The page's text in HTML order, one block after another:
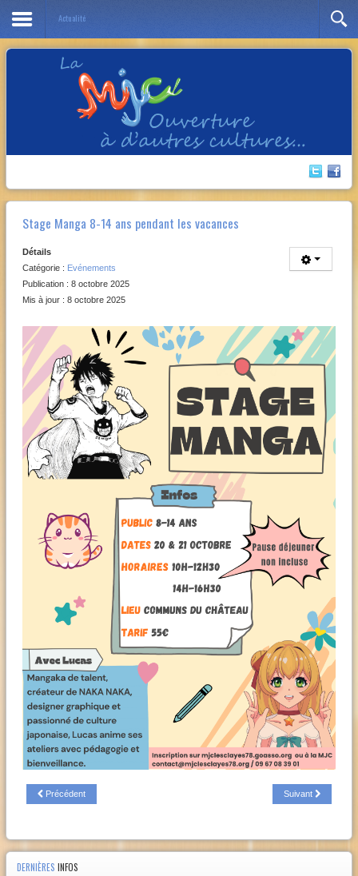
Actualité
Stage Manga 8-14 ans pendant les vacances
Détails
Catégorie : Evénements
Publication : 8 octobre 2025
Mis à jour : 8 octobre 2025
Précédent Suivant
DERNIÈRES INFOS